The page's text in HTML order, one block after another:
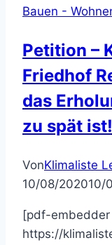
Bauen -
Petition –
Friedhof
das
zu spät ist!
VonKlimaliste
10/08/202010/
[pdf-embedder
https://